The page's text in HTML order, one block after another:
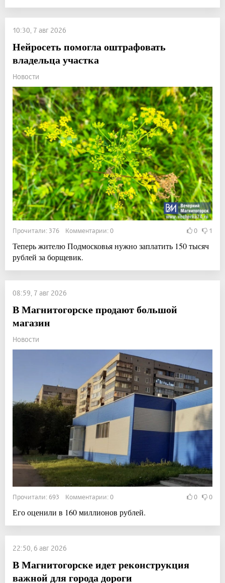
10:30, 7 авг 2026
Нейросеть помогла оштрафовать
владельца участка
Новости
Прочитали: 376 Комментарии: 0 0 1
Теперь жителю Подмосковья нужно заплатить 150 тысяч
рублей за борщевик.
08:59, 7 авг 2026
В Магнитогорске продают большой
магазин
Новости
Прочитали: 693 Комментарии: 0 0 0
Его оценили в 160 миллионов рублей.
22:50, 6 авг 2026
В Магнитогорске идет реконструкция
важной для города дороги